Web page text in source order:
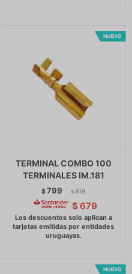
TERMINAL COMBO 100
TERMINALES IM.181
$799 $ 819
$ 679